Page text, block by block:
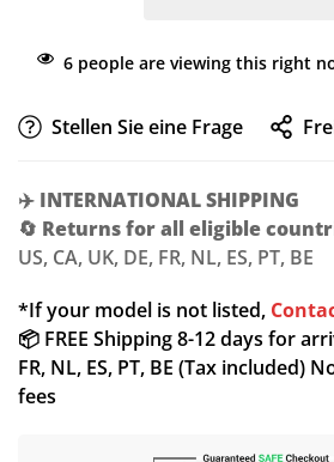
6 people are viewing this right
Stellen Sie eine Frage
✈️ INTERNATIONAL SHIPPING
🔄 Returns for all eligible
US, CA, UK, DE, FR, NL, ES, PT, BE
*If your model is not listed,
📦 FREE Shipping 8-12 days for
FR, NL, ES, PT, BE (Tax included)
fees